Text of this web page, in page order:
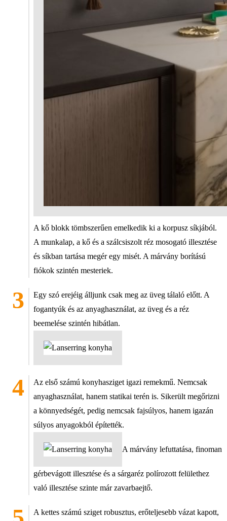
A kő blokk tömbszerűen emelkedik ki a korpusz síkjából.
A munkalap, a kő és a szálcsiszolt réz mosogató illesztése
és síkban tartása megér egy misét. A márvány borítású
fiókok szintén mesteriek.
Egy szó erejéig álljunk csak meg az üveg tálaló előtt. A
fogantyúk és az anyaghasználat, az üveg és a réz
beemelése szintén hibátlan.
Az első számú konyhasziget igazi remekmű. Nemcsak
anyaghasználat, hanem statikai terén is. Sikerült megőrizni
a könnyedségét, pedig nemcsak fajsúlyos, hanem igazán
súlyos anyagokból építették.
A márvány lefuttatása, finoman
gérbevágott illesztése és a sárgaréz polírozott felülethez
való illesztése szinte már zavarbaejtő.
A kettes számú sziget robusztus, erőteljesebb vázat kapott,